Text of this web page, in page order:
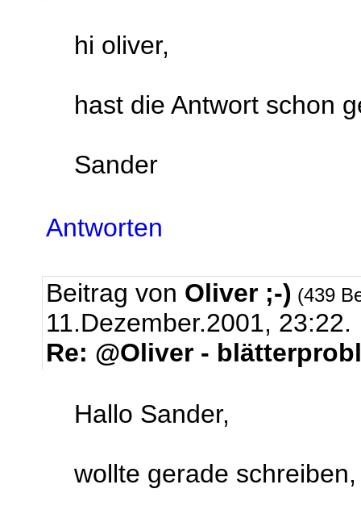
hi oliver,
hast die Antwort schon
Sander
Antworten
Beitrag von Oliver ;-) (439
11.Dezember.2001, 23:22.
Re: @Oliver -
Hallo Sander,
wollte gerade